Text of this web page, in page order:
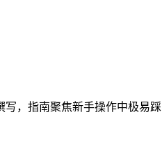
，指南聚焦新手操作中极易